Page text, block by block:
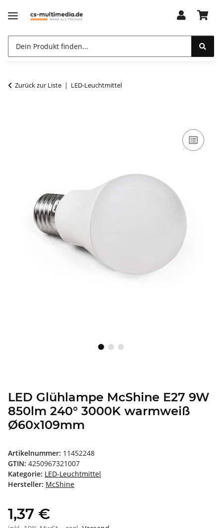
Zurück zur Liste LED-Leuchtmittel
LED Glühlampe McShine E27 9W
850lm 240° 3000K warmweiß
Ø60x109mm
Artikelnummer: 11452248
GTIN: 4250967321007
Kategorie: LED-Leuchtmittel
Hersteller: McShine
1,37 €